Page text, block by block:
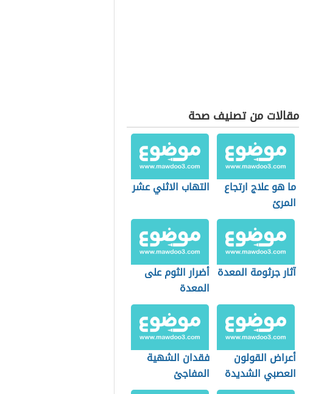
مقالات من تصنيف صحة
ما هو علاج ارتجاع
المرئ
التهاب الاثني عشر
آثار جرثومة المعدة أضرار الثوم على
المعدة
أعراض القولون
العصبي الشديدة
فقدان الشهية
المفاجئ